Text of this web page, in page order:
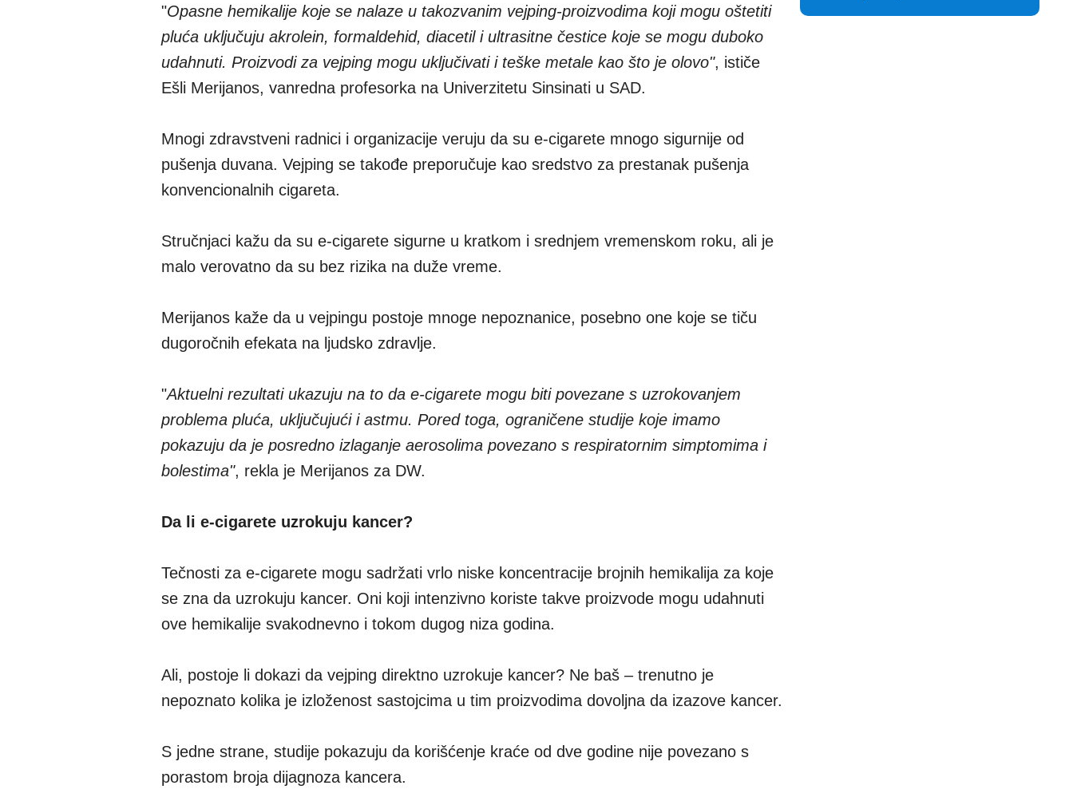
"Opasne hemikalije koje se nalaze u takozvanim vejping-proizvodima koji mogu oštetiti
pluća uključuju akrolein, formaldehid, diacetil i ultrasitne čestice koje se mogu duboko
udahnuti. Proizvodi za vejping mogu uključivati i teške metale kao što je olovo", ističe
Ešli Merijanos, vanredna profesorka na Univerzitetu Sinsinati u SAD.
Mnogi zdravstveni radnici i organizacije veruju da su e-cigarete mnogo sigurnije od
pušenja duvana. Vejping se takođe preporučuje kao sredstvo za prestanak pušenja
konvencionalnih cigareta.
Stručnjaci kažu da su e-cigarete sigurne u kratkom i srednjem vremenskom roku, ali je
malo verovatno da su bez rizika na duže vreme.
Merijanos kaže da u vejpingu postoje mnoge nepoznanice, posebno one koje se tiču
dugoročnih efekata na ljudsko zdravlje.
"Aktuelni rezultati ukazuju na to da e-cigarete mogu biti povezane s uzrokovanjem
problema pluća, uključujući i astmu. Pored toga, ograničene studije koje imamo
pokazuju da je posredno izlaganje aerosolima povezano s respiratornim simptomima i
bolestima", rekla je Merijanos za DW.
Da li e-cigarete uzrokuju kancer?
Tečnosti za e-cigarete mogu sadržati vrlo niske koncentracije brojnih hemikalija za koje
se zna da uzrokuju kancer. Oni koji intenzivno koriste takve proizvode mogu udahnuti
ove hemikalije svakodnevno i tokom dugog niza godina.
Ali, postoje li dokazi da vejping direktno uzrokuje kancer? Ne baš – trenutno je
nepoznato kolika je izloženost sastojcima u tim proizvodima dovoljna da izazove kancer.
S jedne strane, studije pokazuju da korišćenje kraće od dve godine nije povezano s
porastom broja dijagnoza kancera.